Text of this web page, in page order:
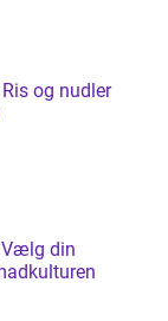
og nudler
Vælg din